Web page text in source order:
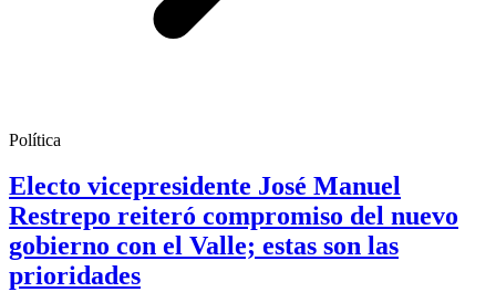
Política
Electo vicepresidente José Manuel
Restrepo reiteró compromiso del nuevo
gobierno con el Valle; estas son las
prioridades